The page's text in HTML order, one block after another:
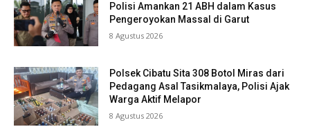
Polisi Amankan 21 ABH dalam Kasus
Pengeroyokan Massal di Garut
8 Agustus 2026
Polsek Cibatu Sita 308 Botol Miras dari
Pedagang Asal Tasikmalaya, Polisi Ajak
Warga Aktif Melapor
8 Agustus 2026